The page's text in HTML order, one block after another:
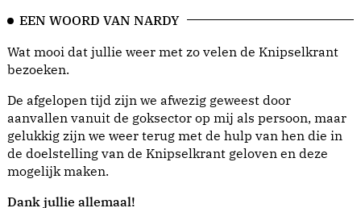
EEN WOORD VAN NARDY
Wat mooi dat jullie weer met zo velen de Knipselkrant
bezoeken.
De afgelopen tijd zijn we afwezig geweest door
aanvallen vanuit de goksector op mij als persoon, maar
gelukkig zijn we weer terug met de hulp van hen die in
de doelstelling van de Knipselkrant geloven en deze
mogelijk maken.
Dank jullie allemaal!